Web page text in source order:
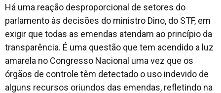
Há uma reação desproporcional de setores do
parlamento às decisões do ministro Dino, do STF, em
exigir que todas as emendas atendam ao princípio da
transparência. É uma questão que tem acendido a luz
amarela no Congresso Nacional uma vez que os
órgãos de controle têm detectado o uso indevido de
alguns recursos oriundos das emendas, refletindo na